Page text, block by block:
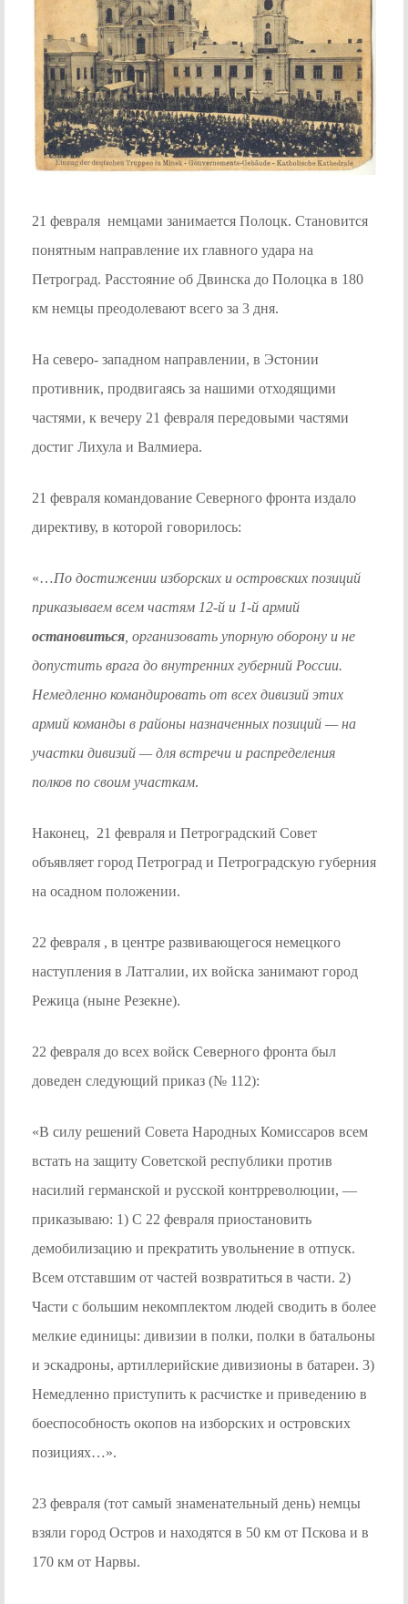
21 февраля немцами занимается Полоцк. Становится
понятным направление их главного удара на
Петроград. Расстояние об Двинска до Полоцка в 180
км немцы преодолевают всего за 3 дня.
На северо- западном направлении, в Эстонии
противник, продвигаясь за нашими отходящими
частями, к вечеру 21 февраля передовыми частями
достиг Лихула и Валмиера.
21 февраля командование Северного фронта издало
директиву, в которой говорилось:
«…По достижении изборских и островских позиций
приказываем всем частям 12-й и 1-й армий
остановиться , организовать упорную оборону и не
допустить врага до внутренних губерний России.
Немедленно командировать от всех дивизий этих
армий команды в районы назначенных позиций — на
участки дивизий — для встречи и распределения
полков по своим участкам.
Наконец, 21 февраля и Петроградский Совет
объявляет город Петроград и Петроградскую губерния
на осадном положении.
22 февраля , в центре развивающегося немецкого
наступления в Латгалии, их войска занимают город
Режица (ныне Резекне).
22 февраля до всех войск Северного фронта был
доведен следующий приказ (№ 112):
«В силу решений Совета Народных Комиссаров всем
встать на защиту Советской республики против
насилий германской и русской контрреволюции, —
приказываю: 1) С 22 февраля приостановить
демобилизацию и прекратить увольнение в отпуск.
Всем отставшим от частей возвратиться в части. 2)
Части с большим некомплектом людей сводить в более
мелкие единицы: дивизии в полки, полки в батальоны
и эскадроны, артиллерийские дивизионы в батареи. 3)
Немедленно приступить к расчистке и приведению в
боеспособность окопов на изборских и островских
позициях…».
23 февраля (тот самый знаменательный день) немцы
взяли город Остров и находятся в 50 км от Пскова и в
170 км от Нарвы.